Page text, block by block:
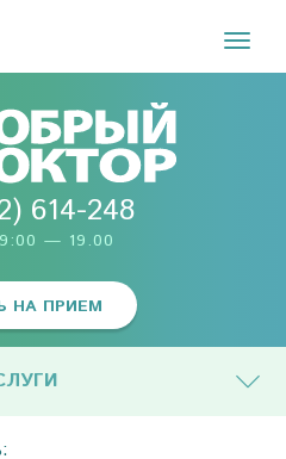
614-248
— 19.00
НА ПРИЕМ